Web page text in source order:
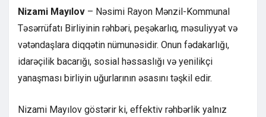
Nizami Mayılov – Nəsimi Rayon Mənzil-Kommunal
Təsərrüfatı Birliyinin rəhbəri, peşəkarlıq, məsuliyyət və
vətəndaşlara diqqətin nümunəsidir. Onun fədakarlığı,
idarəçilik bacarığı, sosial həssaslığı və yenilikçi
yanaşması birliyin uğurlarının əsasını təşkil edir.
Nizami Mayılov göstərir ki, effektiv rəhbərlik yalnız